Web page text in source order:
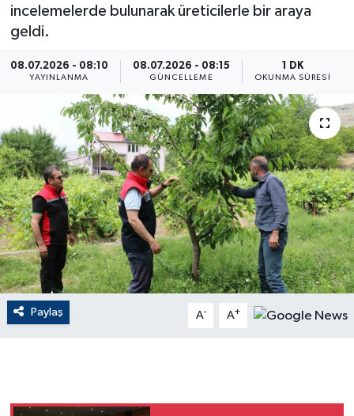
incelemelerde bulunarak üreticilerle bir araya
geldi.
08.07.2026 - 08:10
YAYINLANMA
08.07.2026 - 08:15
GÜNCELLEME
1 DK
OKUNMA SÜRESI
Paylaş A- A+
Canlı Maç
ÇEVRE
Dış Haberler
Dünya
EĞİTİM
EKONOMİ
English News